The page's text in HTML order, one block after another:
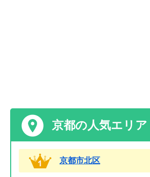
京都の人気エリ
京都市北区